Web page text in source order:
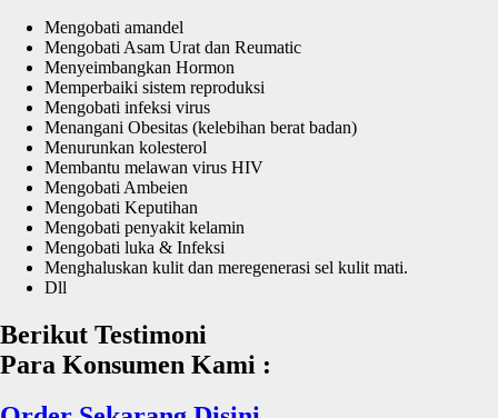
Mengobati amandel
Mengobati Asam Urat dan Reumatic
Menyeimbangkan Hormon
Memperbaiki sistem reproduksi
Mengobati infeksi virus
Menangani Obesitas (kelebihan berat badan)
Menurunkan kolesterol
Membantu melawan virus HIV
Mengobati Ambeien
Mengobati Keputihan
Mengobati penyakit kelamin
Mengobati luka & Infeksi
Menghaluskan kulit dan meregenerasi sel kulit mati.
Dll
Berikut Testimoni
Para Konsumen Kami :